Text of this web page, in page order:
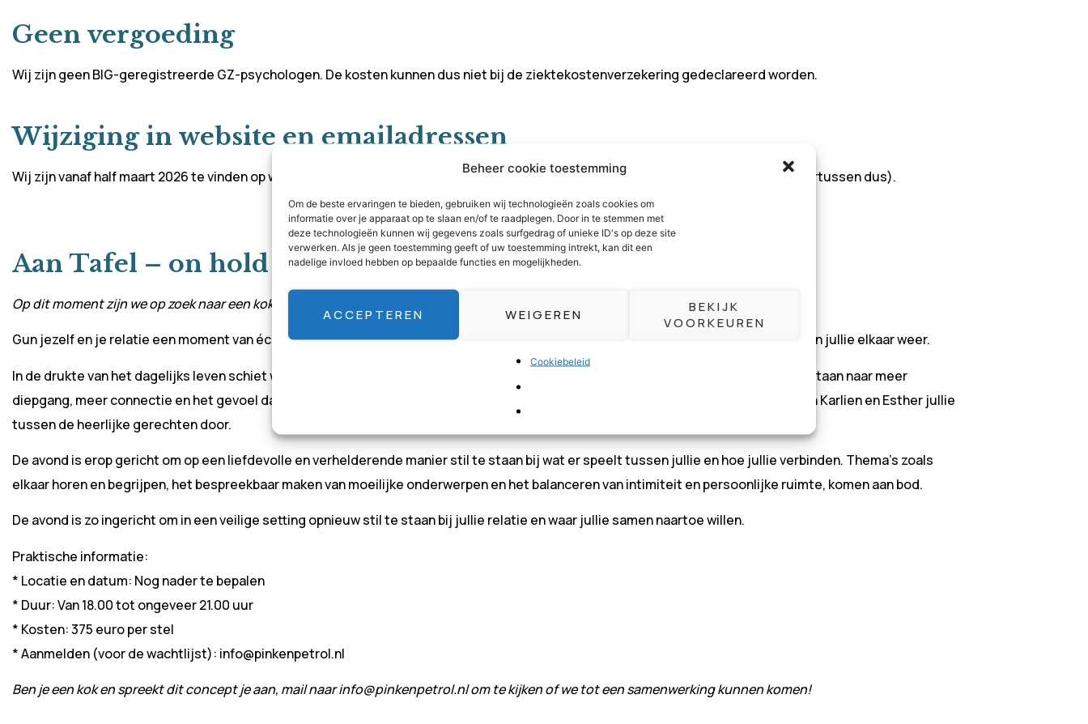
Beheer cookie toestemming
Om de beste ervaringen te bieden, gebruiken wij technologieën zoals cookies om
informatie over je apparaat op te slaan en/of te raadplegen. Door in te stemmen met
deze technologieën kunnen wij gegevens zoals surfgedrag of unieke ID's op deze site
verwerken. Als je geen toestemming geeft of uw toestemming intrekt, kan dit een
nadelige invloed hebben op bepaalde functies en mogelijkheden.
ACCEPTEREN WEIGEREN
BEKIJK
VOORKEUREN
Cookiebeleid
Geen vergoeding
Wij zijn geen BIG-geregistreerde GZ-psychologen. De kosten kunnen dus niet bij de ziektekostenverzekering gedeclareerd worden.
Wijziging in website en emailadressen
Wij zijn vanaf half maart 2026 te vinden op www.pinkenpetrol.nl en te mailen op info@pinkenpetrol.nl (zonder de liggende streepjes ertussen dus).
Aan Tafel – on hold
Op dit moment zijn we op zoek naar een kok die voor ons kan koken en is er dus nog geen nieuwe datum bepaald.
Gun jezelf en je relatie een moment van échte aandacht. Bij ‘Aan Tafel’, een uniek concept van relatiepraktijk ont-moeten jullie elkaar weer.
In de drukte van het dagelijks leven schiet wezenlijk contact maken er vaak bij in. Zelfs in een goede relatie kan er een verlangen ontstaan naar meer
diepgang, meer connectie en het gevoel dat je samen bent. Tijdens een afgestemd driegangendiner begeleiden relatietherapeuten Karlien en Esther jullie
tussen de heerlijke gerechten door.
De avond is erop gericht om op een liefdevolle en verhelderende manier stil te staan bij wat er speelt tussen jullie en hoe jullie verbinden. Thema’s zoals
elkaar horen en begrijpen, het bespreekbaar maken van moeilijke onderwerpen en het balanceren van intimiteit en persoonlijke ruimte, komen aan bod.
De avond is zo ingericht om in een veilige setting opnieuw stil te staan bij jullie relatie en waar jullie samen naartoe willen.
Praktische informatie:
* Locatie en datum: Nog nader te bepalen
* Duur: Van 18.00 tot ongeveer 21.00 uur
* Kosten: 375 euro per stel
* Aanmelden (voor de wachtlijst): info@pinkenpetrol.nl
Ben je een kok en spreekt dit concept je aan, mail naar info@pinkenpetrol.nl om te kijken of we tot een samenwerking kunnen komen!